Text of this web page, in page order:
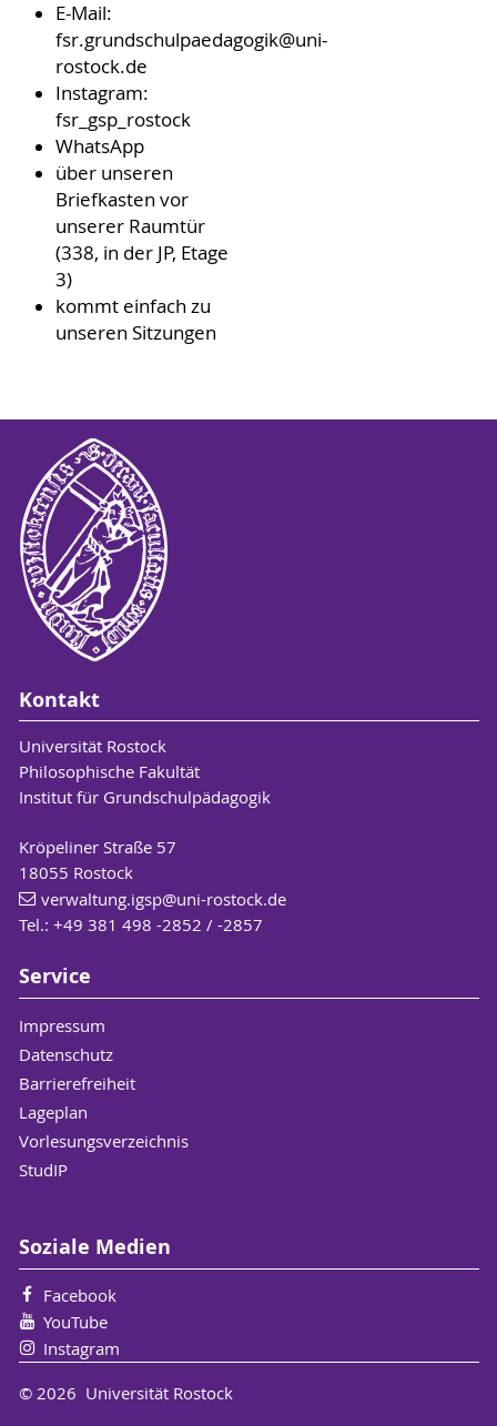
E-Mail:
fsr.grundschulpaedagogik@uni-
rostock.de
Instagram:
fsr_gsp_rostock
WhatsApp
über unseren
Briefkasten vor
unserer Raumtür
(338, in der JP, Etage
3)
kommt einfach zu
unseren Sitzungen
Kontakt
Universität Rostock
Philosophische Fakultät
Institut für Grundschulpädagogik
Kröpeliner Straße 57
18055 Rostock
verwaltung.igsp@uni-rostock.de
Tel.: +49 381 498 -2852 / -2857
Service
Impressum
Datenschutz
Barrierefreiheit
Lageplan
Vorlesungsverzeichnis
StudIP
Soziale Medien
Facebook
YouTube
Instagram
© 2026 Universität Rostock